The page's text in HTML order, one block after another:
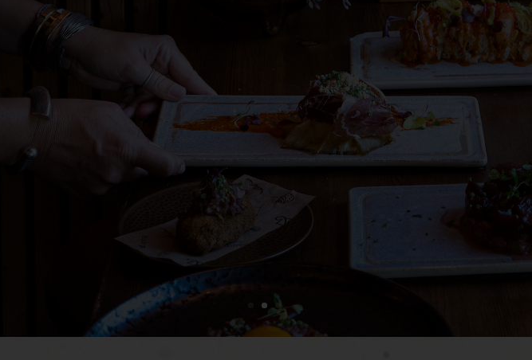
Pico Fino
Dgustación de Tapas Selectas, Bebida y postre (2 personas)